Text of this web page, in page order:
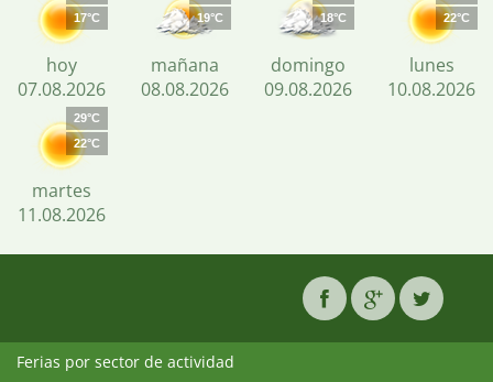
17°C
hoy
07.08.2026
19°C
mañana
08.08.2026
18°C
domingo
09.08.2026
22°C
lunes
10.08.2026
29°C
22°C
martes
11.08.2026
Ferias por sector de actividad